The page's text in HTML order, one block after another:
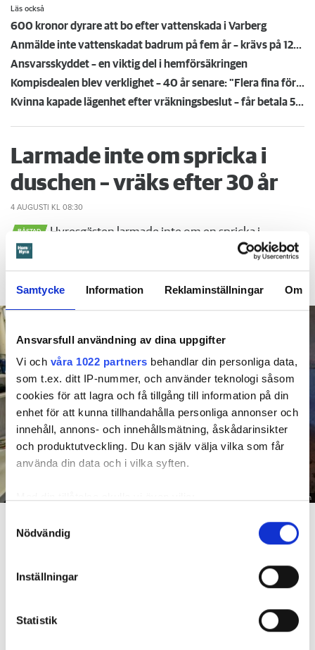
Samtycke Information Reklaminställningar Om
Ansvarsfull användning av dina uppgifter
Vi och våra 1022 partners behandlar din personliga data,
som t.ex. ditt IP-nummer, och använder teknologi såsom
cookies för att lagra och få tillgång till information på din
enhet för att kunna tillhandahålla personliga annonser och
innehåll, annons- och innehållsmätning, åskådarinsikter
och produktutveckling. Du kan själv välja vilka som får
använda din data och i vilka syften.
som kan ha en noggrannhet på upp till flera meter
Ta reda på mer om hur dina personliga uppgifter
Du kan ändra eller dra tillbaka ditt samtycke när som
Nödvändig
Inställningar
Statistik
Läs också
600 kronor dyrare att bo efter vattenskada i Varberg
Anmälde inte vattenskadat badrum på fem år – krävs på 125 000 kronor
Ansvarsskyddet – en viktig del i hemförsäkringen
Kompisdealen blev verklighet – 40 år senare: "Flera fina fördelar med att dela bostad"
Kvinna kapade lägenhet efter vräkningsbeslut – får betala 50 000
Larmade inte om spricka i
duschen – vräks efter 30 år
4 AUGUSTI KL 08:30
BÅSTAD
Hyresgästen larmade inte om en spricka i
duschen som medförde en omfattande vattenskada. Nu
måste han lämna lägenheten efter drygt 30 år men får
längre tid på sig att flytta efter att domen överklagats.
Foto: Hyresnämnden
Hyresgästen har bott i lägenheten i skånska Båstad sedan
1995 men måste nu flytta sedan hans kontrakt prövats både
i hyresnämnden och i hovrätten.